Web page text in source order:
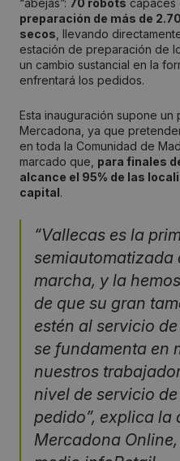
preparación de más de
secos , llevando
estación de preparación de
un cambio sustancial en la
enfrentará los pedidos.
Esta inauguración supone
Mercadona, ya que
en toda la Comunidad de
marcado que, para finales
alcance el 95% de las
capital.
“Vallecas es la
semiautomatizada
marcha, y la
de que su gran
estén al servicio
se fundamenta en
nuestros
nivel de servicio
pedido”, explica la
Mercadona